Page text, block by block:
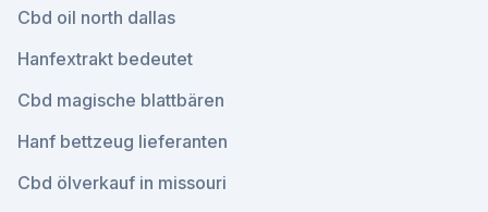
Cbd oil north dallas
Hanfextrakt bedeutet
Cbd magische blattbären
Hanf bettzeug lieferanten
Cbd ölverkauf in missouri